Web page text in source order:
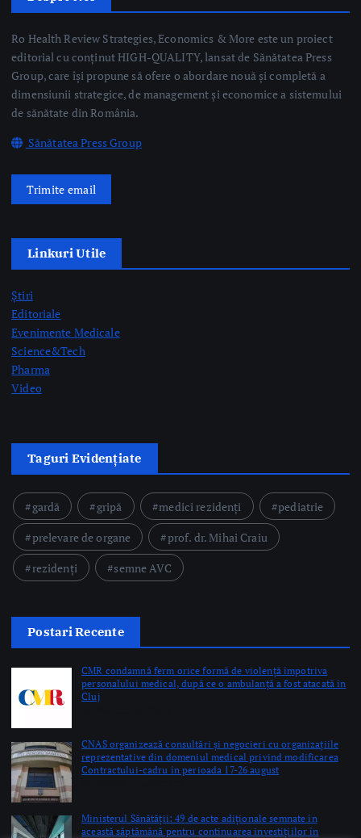
Ministerul Sănătății: 49 de acte
adiționale semnate în această
săptămână pentru continuarea
investițiilor în sănătate prin
PNRR
By Briana Teodorescu
Despre Noi
Ro Health Review Strategies, Economics & More este un proiect
editorial cu conținut HIGH-QUALITY, lansat de Sănătatea Press
Group, care își propune să ofere o abordare nouă și completă a
dimensiunii strategice, de management și economice a sistemului
de sănătate din România.
Trimite email
Linkuri Utile
Știri
Science&Tech
Pharma
Video
gardă
prelevare de organe
prof. dr. Mihai Craiu